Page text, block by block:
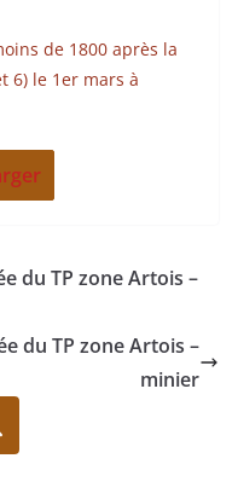
de 1800 après la
6) le 1er mars à
du TP zone Artois –
du TP zone Artois –
minier